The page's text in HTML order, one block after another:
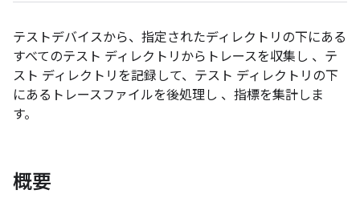
テストデバイスから、指定されたディレクトリの下にある
すべてのテスト ディレクトリからトレースを収集し 、テ
スト ディレクトリを記録して、テスト ディレクトリの下
にあるトレースファイルを後処理し 、指標を集計しま
す。
概要